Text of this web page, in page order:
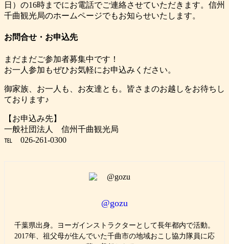
日）の16時までにお電話でご連絡させていただきます。信州
千曲観光局のホームページでもお知らせいたします。
お問合せ・お申込先
まだまだご参加者募集中です！
お一人参加もぜひお気軽にお申込みください。
御家族、お一人も、お友達とも。皆さまのお越しをお待ちし
ております♪
【お申込み先】
一般社団法人 信州千曲観光局
℡ 026-261-0300
@gozu
千葉県出身。ヨーガインストラクターとして長年都内で活動。
2017年、祖父母が住んでいた千曲市の地域おこし協力隊員に応